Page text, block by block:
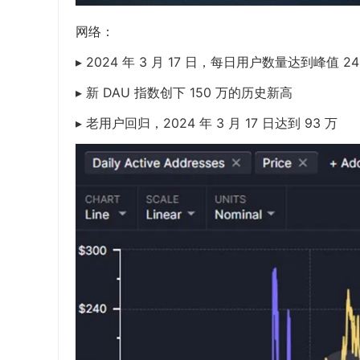
网络：
▸ 2024 年 3 月 17 日，每日用户数量达到峰值
▸ 新 DAU 指数创下 150 万的历史新高
▸ 老用户回归，2024 年 3 月 17 日达到 93 万